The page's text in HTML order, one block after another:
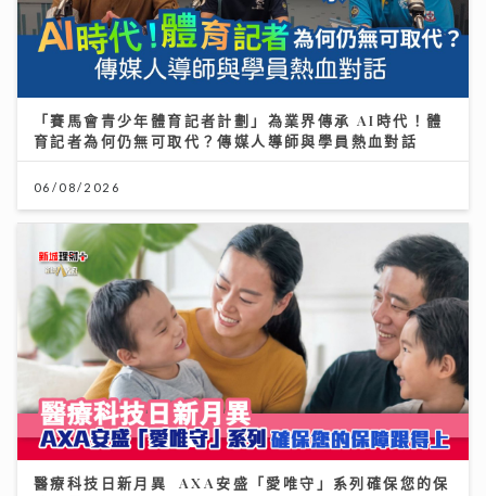
「賽馬會青少年體育記者計劃」為業界傳承 AI時代！體
育記者為何仍無可取代？傳媒人導師與學員熱血對話
06/08/2026
醫療科技日新月異 AXA安盛「愛唯守」系列確保您的保